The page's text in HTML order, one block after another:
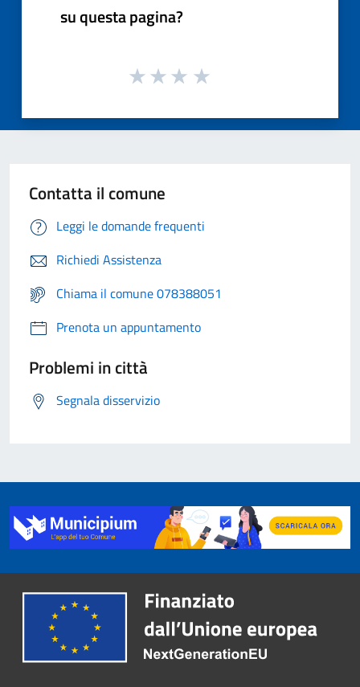
su questa pagina?
Contatta il comune
Leggi le domande frequenti
Richiedi Assistenza
Chiama il comune 078388051
Prenota un appuntamento
Problemi in città
Segnala disservizio